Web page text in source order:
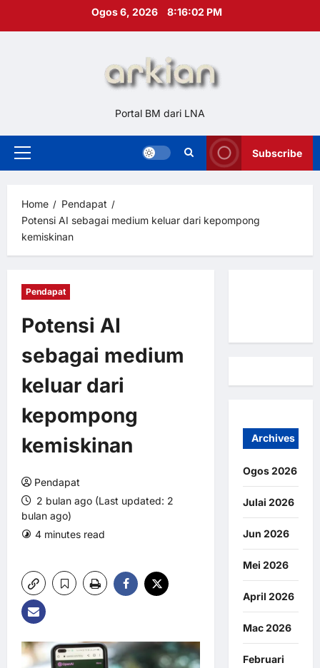
Ogos 6, 2026 8:16:04 PM
Portal BM dari LNA
Primary
Subscribe
Home
Pendapat
Potensi AI sebagai medium keluar dari kepompong
kemiskinan
Pendapat
Potensi AI
sebagai medium
keluar dari
kepompong
kemiskinan
Pendapat
2 bulan ago (Last updated: 2
bulan ago)
4 minutes read
Archives
Ogos 2026
Julai 2026
Jun 2026
Mei 2026
April 2026
Mac 2026
Februari